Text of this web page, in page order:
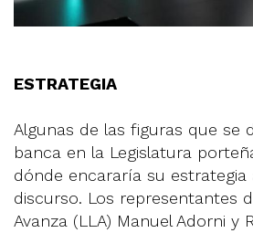
ESTRATEGIA
Algunas de las figuras que se
banca en la Legislatura
dónde encararía su estrategia
discurso. Los representantes
Avanza (LLA) Manuel Adorni y